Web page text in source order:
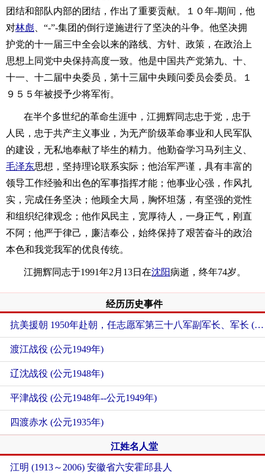
团结和部队内部的团结，作出了重要贡献。１０年-期间，他
对林彪 、“-”-集团的倒行逆施进行了坚决的斗争。他坚决拥
护党的十一届三中全会以来的路线、方针、政策，在政治上
思想上同党中央保持高度一致。他是中国共产党第九、十、
十一、十二届中央委员，第十三届中央顾问委员会委员。１
９５５年被授予少将军衔。
在半个多世纪的革命生涯中，江拥辉同志忠于党，忠于
人民，忠于共产主义事业，为无产阶级革命事业和人民军队
的建设，无私地奉献了毕生的精力。他勤奋学习马列主义、
毛泽东思想，坚持理论联系实际；他治军严谨，具有丰富的
领导工作经验和出色的军事指挥才能；他事业心强，作风扎
实，完成任务坚决；他顾全大局，胸怀坦荡，有坚强的党性
和组织纪律观念；他作风民主，宽厚待人，一身正气，刚直
不阿；他严于律己，廉洁奉公，始终保持了艰苦奋斗的政治
本色和我党我军的优良传统。
江拥辉同志于1991年2月13日在沈阳病逝，终年74岁。
经历历史事件
抗美援朝 1950年赴朝，任志愿军第三十八军副军长、军长 (公元1950年--公元1953年)
渡江战役 (公元1949年)
辽沈战役 (公元1948年)
平津战役 (公元1948年--公元1949年)
四渡赤水 (公元1935年)
江姓名人堂
江明 (1913～2006) 安徽省六安霍邱县人